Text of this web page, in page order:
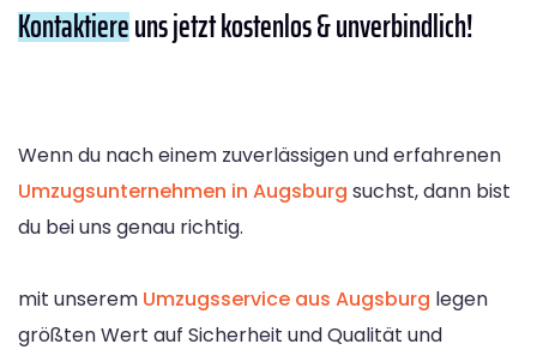
Kontaktiereuns jetzt kostenlos & unverbindlich!
Wenn du nach einem zuverlässigen und erfahrenen
Umzugsunternehmen in Augsburg suchst, dann bist
du bei uns genau richtig.
mit unserem Umzugsservice aus Augsburg legen
größten Wert auf Sicherheit und Qualität und